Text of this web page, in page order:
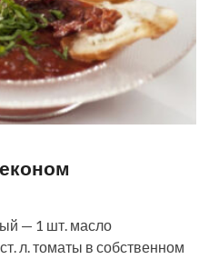
— 1 шт. масло
л. томаты в собственном